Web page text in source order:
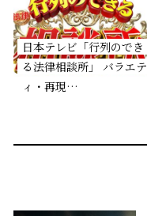
日本テレビ「行列のでき
る法律相談所」 バラエテ
ィ・再現…